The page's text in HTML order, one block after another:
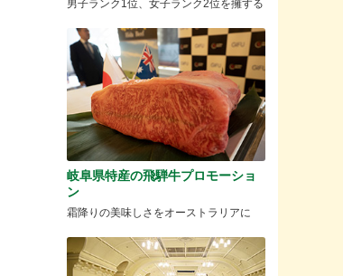
男子ランク1位、女子ランク2位を擁する
岐阜県特産の飛騨牛プロモーショ
ン
霜降りの美味しさをオーストラリアに